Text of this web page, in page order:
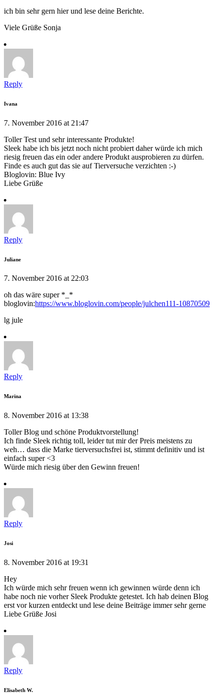
ich bin sehr gern hier und lese deine Berichte.
Viele Grüße Sonja
Reply
Ivana
7. November 2016 at 21:47
Toller Test und sehr interessante Produkte!
Sleek habe ich bis jetzt noch nicht probiert daher würde ich mich
riesig freuen das ein oder andere Produkt ausprobieren zu dürfen.
Finde es auch gut das sie auf Tierversuche verzichten :-)
Bloglovin: Blue Ivy
Liebe Grüße
Reply
Juliane
7. November 2016 at 22:03
oh das wäre super *_*
bloglovin:https://www.bloglovin.com/people/julchen111-10870509
lg jule
Reply
Marina
8. November 2016 at 13:38
Toller Blog und schöne Produktvorstellung!
Ich finde Sleek richtig toll, leider tut mir der Preis meistens zu
weh… dass die Marke tierversuchsfrei ist, stimmt definitiv und ist
einfach super <3
Würde mich riesig über den Gewinn freuen!
Reply
Josi
8. November 2016 at 19:31
Hey
Ich würde mich sehr freuen wenn ich gewinnen würde denn ich
habe noch nie vorher Sleek Produkte getestet. Ich hab deinen Blog
erst vor kurzen entdeckt und lese deine Beiträge immer sehr gerne
Liebe Grüße Josi
Reply
Elisabeth W.